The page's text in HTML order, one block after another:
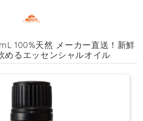
100%天然 メーカー直送！新鮮
めるエッセンシャルオイル